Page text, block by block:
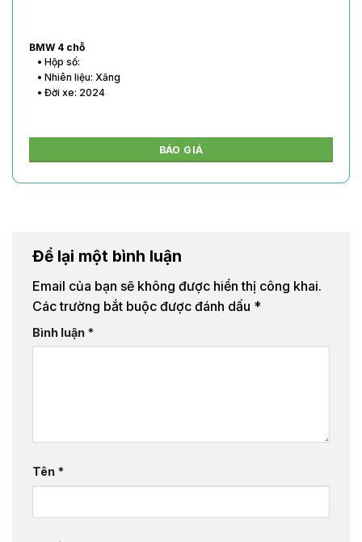
BMW 4 chỗ
• Hộp số:
• Nhiên liệu: Xăng
• Đời xe: 2024
BÁO GIÁ
Để lại một bình luận
Email của bạn sẽ không được hiển thị công khai.
Các trường bắt buộc được đánh dấu *
Bình luận *
Tên *